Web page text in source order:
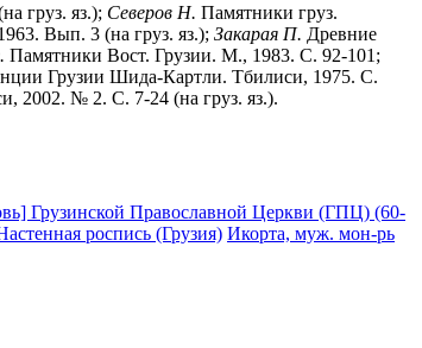
груз. яз.); Северов Н. Памятники груз.
Вып. 3 (на груз. яз.); Закарая П. Древние
Памятники Вост. Грузии. М., 1983. С. 92-101;
Грузии Шида-Картли. Тбилиси, 1975. С.
2002. № 2. С. 7-24 (на груз. яз.).
Грузинской Православной Церкви (ГПЦ) (60-
роспись (Грузия) Икорта, муж. мон-рь